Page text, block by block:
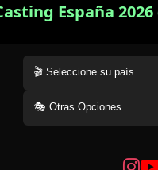
España